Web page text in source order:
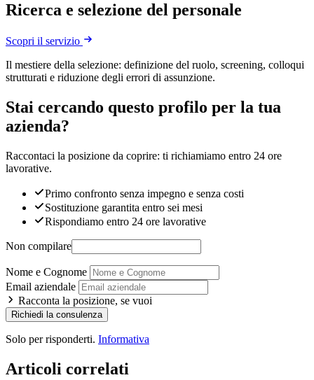
Ricerca e selezione del personale
Scopri il servizio
Il mestiere della selezione: definizione del ruolo, screening, colloqui
strutturati e riduzione degli errori di assunzione.
Stai cercando questo profilo per la tua
azienda?
Raccontaci la posizione da coprire: ti richiamiamo entro 24 ore
lavorative.
Primo confronto senza impegno e senza costi
Sostituzione garantita entro sei mesi
Rispondiamo entro 24 ore lavorative
Non compilare
Nome e Cognome
Email aziendale
Racconta la posizione, se vuoi
Richiedi la consulenza
Solo per risponderti. Informativa
Articoli correlati